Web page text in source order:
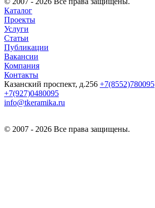
Каталог
Проекты
Услуги
Статьи
Публикации
Вакансии
Компания
Контакты
Казанский проспект, д.256 +7(8552)780095
+7(927)0480095
info@tkeramika.ru
© 2007 - 2026 Все права защищены.